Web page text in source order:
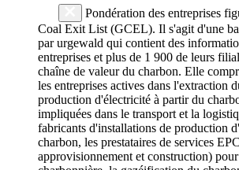
Pondération des entreprises
Coal Exit List (GCEL). Il s'agit d'une
par urgewald qui contient des
entreprises et plus de 1 900 de leurs
chaîne de valeur du charbon. Elle
les entreprises actives dans l'extraction
production d'électricité à partir du
impliquées dans le transport et la
fabricants d'installations de production
charbon, les prestataires de services
approvisionnement et construction)